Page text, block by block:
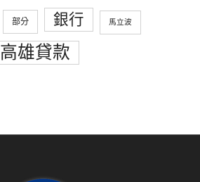
部分 銀行 馬立波
高雄貸款